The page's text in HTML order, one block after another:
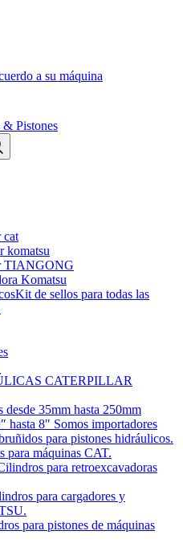
a su máquina
cat
komatsu
TIANGONG
Komatsu
Kit de sellos para todas las
CATERPILLAR
desde 35mm hasta 250mm
hasta 8″ Somos importadores
para pistones hidráulicos.
para máquinas CAT.
para retroexcavadoras
para cargadores y
para pistones de máquinas